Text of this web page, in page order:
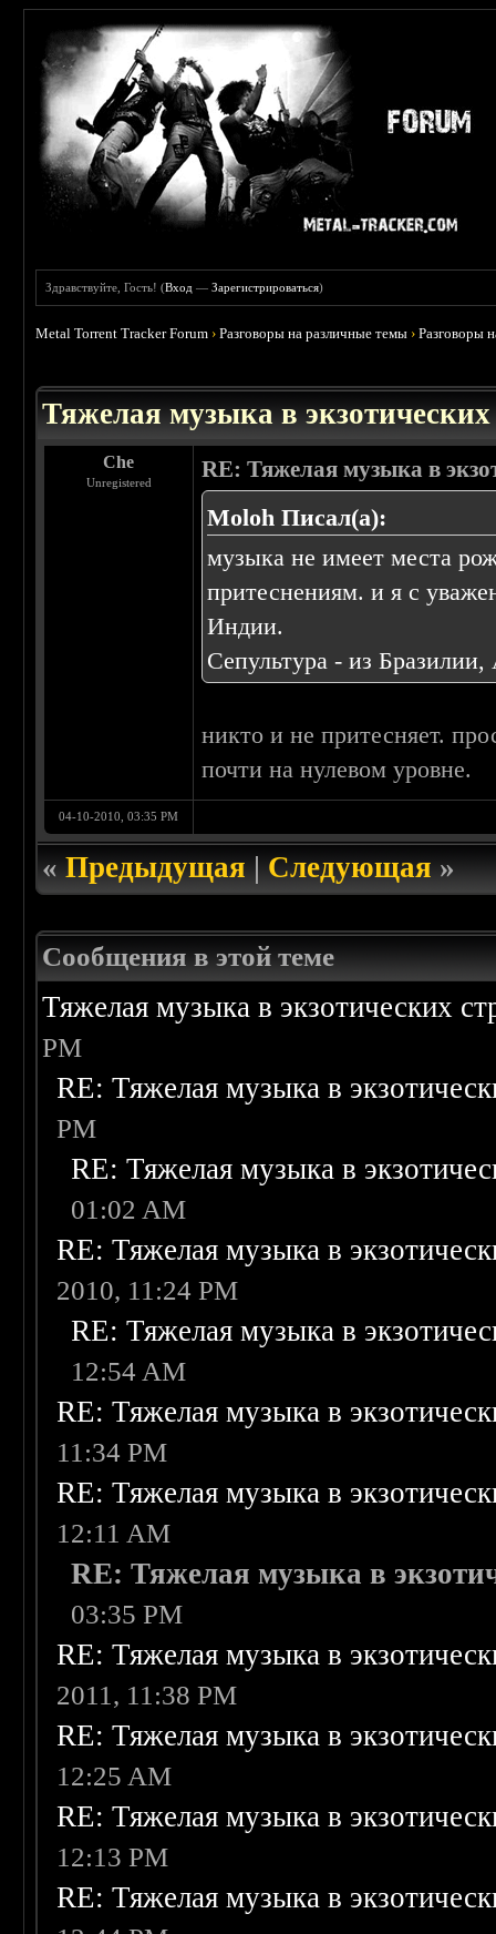
Здравствуйте, Гость! (Вход —Зарегистрироваться)
Metal Torrent Tracker Forum ›Разговоры на различные темы ›Разговоры
Тяжелая музыка в экзотических
Che
Unregistered
RE: Тяжелая музыка в
Moloh Писал(а):
музыка не имеет места
притеснениям. и я с
Индии.
Сепультура - из
никто и не притесняет.
почти на нулевом уровне.
04-10-2010, 03:35 PM
«Предыдущая|Следующая»
Сообщения в этой теме
Тяжелая музыка в экзотических
PM
RE: Тяжелая музыка в
PM
RE: Тяжелая музыка в
01:02 AM
RE: Тяжелая музыка в
2010, 11:24 PM
RE: Тяжелая музыка в
12:54 AM
RE: Тяжелая музыка в
11:34 PM
RE: Тяжелая музыка в
12:11 AM
RE: Тяжелая музыка в
03:35 PM
RE: Тяжелая музыка в
2011, 11:38 PM
RE: Тяжелая музыка в
12:25 AM
RE: Тяжелая музыка в
12:13 PM
RE: Тяжелая музыка в